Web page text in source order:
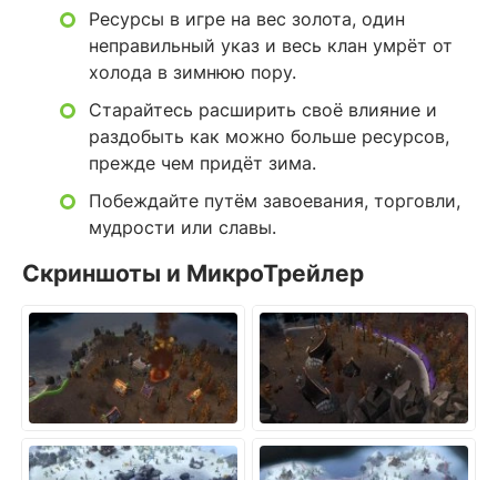
Ресурсы в игре на вес золота, один
неправильный указ и весь клан умрёт от
холода в зимнюю пору.
Старайтесь расширить своё влияние и
раздобыть как можно больше ресурсов,
прежде чем придёт зима.
Побеждайте путём завоевания, торговли,
мудрости или славы.
Скриншоты и МикроТрейлер